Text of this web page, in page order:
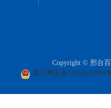
Copyright © 邢台
冀公网安备